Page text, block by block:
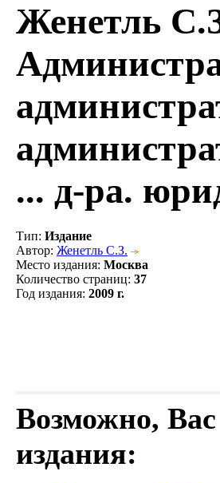
Женетль
... д-ра.
Тип: Издание
Автор: Женетль С.З.
Место издания: Москва
Количество страниц: 37
Год издания: 2009 г.
Возможно,
издания: